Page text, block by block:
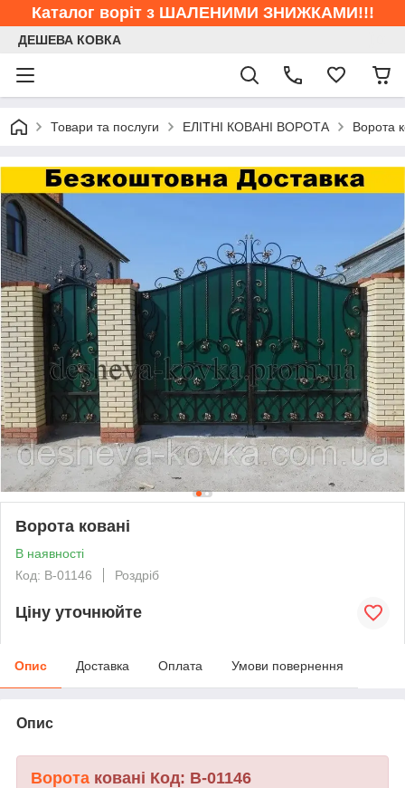
Каталог воріт з ШАЛЕНИМИ ЗНИЖКАМИ!!!
ДЕШЕВА КОВКА
Товари та послуги ЕЛІТНІ КОВАНІ ВОРОТА Ворота
Ворота ковані
В наявності
Код: В-01146
Роздріб
Ціну уточнюйте
Опис Доставка Оплата Умови повернення
Опис
Ворота ковані Код: В-01146